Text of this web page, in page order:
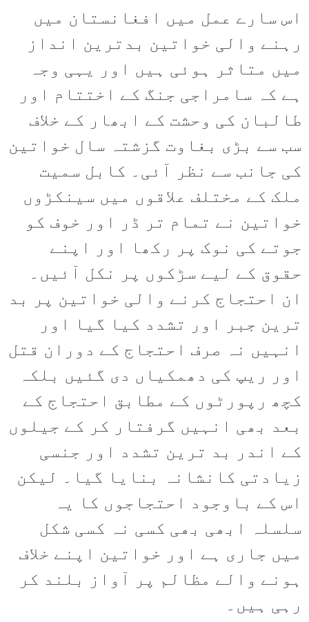
اس سارے عمل میں افغانستان میں
رہنے والی خواتین بدترین انداز
میں متاثر ہوئی ہیں اور یہی وجہ
ہے کہ سامراجی جنگ کے اختتام اور
طالبان کی وحشت کے ابھار کے خلاف
سب سے بڑی بغاوت گزشتہ سال خواتین
کی جانب سے نظر آئی۔ کابل سمیت
ملک کے مختلف علاقوں میں سینکڑوں
خواتین نے تمام تر ڈر اور خوف کو
جوتے کی نوک پر رکھا اور اپنے
حقوق کے لیے سڑکوں پر نکل آئیں۔
ان احتجاج کرنے والی خواتین پر بد
ترین جبر اور تشدد کیا گیا اور
انہیں نہ صرف احتجاج کے دوران قتل
اور ریپ کی دھمکیاں دی گئیں بلکہ
کچھ رپورٹوں کے مطابق احتجاج کے
بعد بھی انہیں گرفتار کر کے جیلوں
کے اندر بد ترین تشدد اور جنسی
زیادتی کانشانہ بنایا گیا۔ لیکن
اس کے باوجود احتجاجوں کا یہ
سلسلہ ابھی بھی کسی نہ کسی شکل
میں جاری ہے اور خواتین اپنے خلاف
ہونے والے مظالم پر آواز بلند کر
رہی ہیں۔